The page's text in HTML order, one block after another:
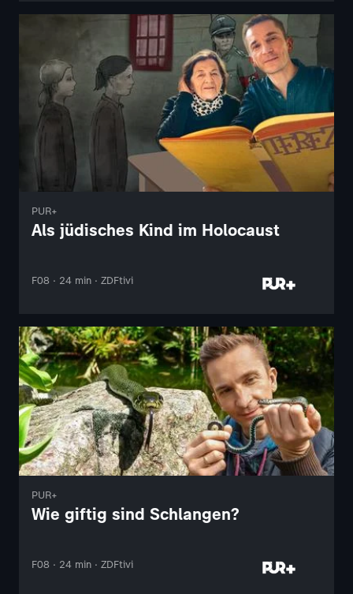
PUR+
Als jüdisches Kind im Holocaust
F08 · 24 min · ZDFtivi
PUR+
Wie giftig sind Schlangen?
F08 · 24 min · ZDFtivi